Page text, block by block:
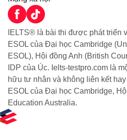
IELTS® là bài thi được phát triển
ESOL của Đại học Cambridge
ESOL), Hội đồng Anh (British
IDP của Úc. Ielts-testpro.com là
hữu tư nhân và không liên kết
ESOL của Đại học Cambridge,
Education Australia.